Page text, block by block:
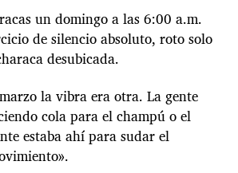
l
«
2
4
o
r
a
s
»
un domingo a las 6:00 a.m.
de silencio absoluto, roto solo
desubicada.
la vibra era otra. La gente
cola para el champú o el
estaba ahí para sudar el